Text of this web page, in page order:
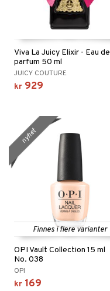
Viva La Juicy Elixir - Eau de
parfum 50 ml
JUICY COUTURE
kr 929
Finnes i flere varianter
OPI Vault Collection 15 ml
No. 038
OPI
kr 169
nyhet
/ Makeupfjerner
Happy for Men
for menn
& svar